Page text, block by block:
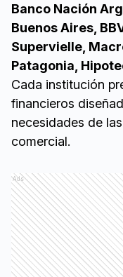
Banco Nación
Buenos Aires,
Supervielle,
Patagonia,
Cada institución
financieros
necesidades de
comercial.
Ads